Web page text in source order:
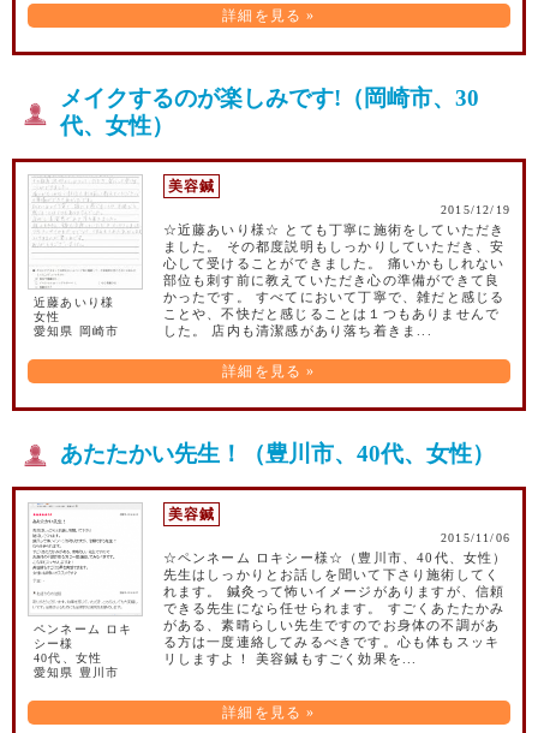
詳細を見る »
メイクするのが楽しみです!（岡崎市、30
代、女性）
近藤あいり様
女性
愛知県 岡崎市
美容鍼
2015/12/19
☆近藤あいり様☆ とても丁寧に施術をしていただき
ました。 その都度説明もしっかりしていただき、安
心して受けることができました。 痛いかもしれない
部位も刺す前に教えていただき心の準備ができて良
かったです。 すべてにおいて丁寧で、雑だと感じる
ことや、不快だと感じることは１つもありませんで
した。 店内も清潔感があり落ち着きま...
詳細を見る »
あたたかい先生！（豊川市、40代、女性）
ペンネーム ロキ
シー様
40代、女性
愛知県 豊川市
美容鍼
2015/11/06
☆ペンネーム ロキシー様☆（豊川市、40代、女性）
先生はしっかりとお話しを聞いて下さり施術してく
れます。 鍼灸って怖いイメージがありますが、信頼
できる先生になら任せられます。 すごくあたたかみ
がある、素晴らしい先生ですのでお身体の不調があ
る方は一度連絡してみるべきです。心も体もスッキ
リしますよ！ 美容鍼もすごく効果を...
詳細を見る »